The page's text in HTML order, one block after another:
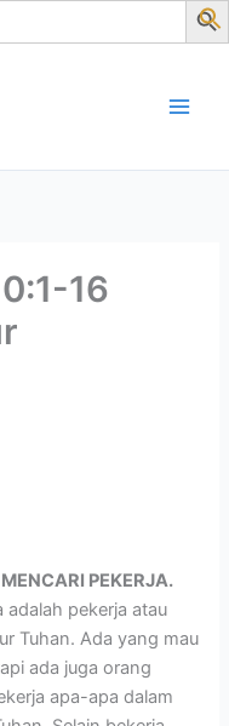
16
PEKERJA.
adalah pekerja atau
Tuhan. Ada yang mau
ada juga orang
apa-apa dalam